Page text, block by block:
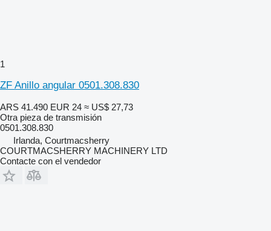
1
ZF Anillo angular 0501.308.830
ARS 41.490 EUR 24 ≈ US$ 27,73
Otra pieza de transmisión
0501.308.830
Irlanda, Courtmacsherry
COURTMACSHERRY MACHINERY LTD
Contacte con el vendedor